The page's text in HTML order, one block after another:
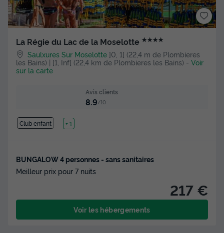
La Régie du Lac de la Moselotte ★★★★
Saulxures Sur Moselotte ]0, 1[ (22,4 m de Plombieres
les Bains) | [1, Inf[ (22,4 km de Plombieres les Bains) - Voir
sur la carte
Avis clients
8.9/10
Club enfant Lac
+ 1
BUNGALOW 4 personnes - sans sanitaires
Meilleur prix pour 7 nuits
217 €
Voir les hébergements